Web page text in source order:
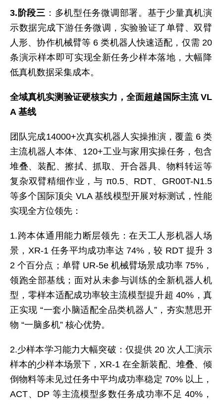
3.阶段三 ：多机型任务微调部署。基于少量真机演
示数据完成下游任务微调，实验验证了单臂、双臂
人形、协作机械臂等 6 类机器人快速适配，仅需 20
条演示样本即可实现全新任务少样本落地，大幅降
低真机数据采集成本。
全域真机实测验证硬核实力，全面超越国际主流 VL
A 基线
团队完成14000+次真实机器人实操推演，覆盖 6 类
主流机器人本体、120+工业与家用实操任务，包含
堆叠、装配、擦拭、抓取、开合器具、物料转运等
复杂双臂精细作业，与 π0.5、RDT、GR00T-N1.5
等多个国际顶尖 VLA 基线模型开展对标测试，性能
实现全方位领先：
1.跨本体通用能力断层领先：在天工人形机器人场
景，XR-1 任务平均成功率达 74%，较 RDT 提升 3
2 个百分点；单臂 UR-5e 机械臂场景成功率 75%，
领跑全部基线；面对从未参与训练的全新机器人机
型，零样本适配成功率较主流模型提升超 40%，真
正实现 “一套小脑适配全品类机器人”，夯实慧思开
物 “一脑多机” 核心优势。
2.少样本学习能力大幅突破：仅提供 20 次人工演示
样本的少样本场景下，XR-1 在全新装配、堆叠、倾
倒物料等未见过任务中平均成功率稳定 70% 以上，
ACT、DP 等主流模型多数任务成功率不足 40%，